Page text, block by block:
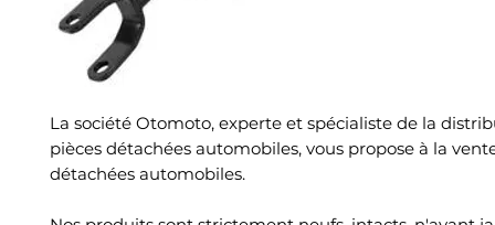
La société Otomoto, experte et spécialiste de la
pièces détachées automobiles, vous propose à la
détachées automobiles.